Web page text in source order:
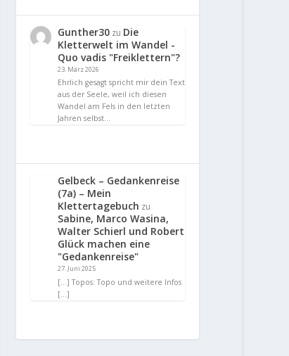
Gunther30 zu Die
Kletterwelt im Wandel -
Quo vadis "Freiklettern"?
23. März 2026
Ehrlich gesagt spricht mir dein Text
aus der Seele, weil ich diesen
Wandel am Fels in den letzten
Jahren selbst…
Gelbeck – Gedankenreise
(7a) – Mein
Klettertagebuch zu
Sabine, Marco Wasina,
Walter Schierl und Robert
Glück machen eine
"Gedankenreise"
27. Juni 2025
[…] Topos: Topo und weitere Infos
[…]